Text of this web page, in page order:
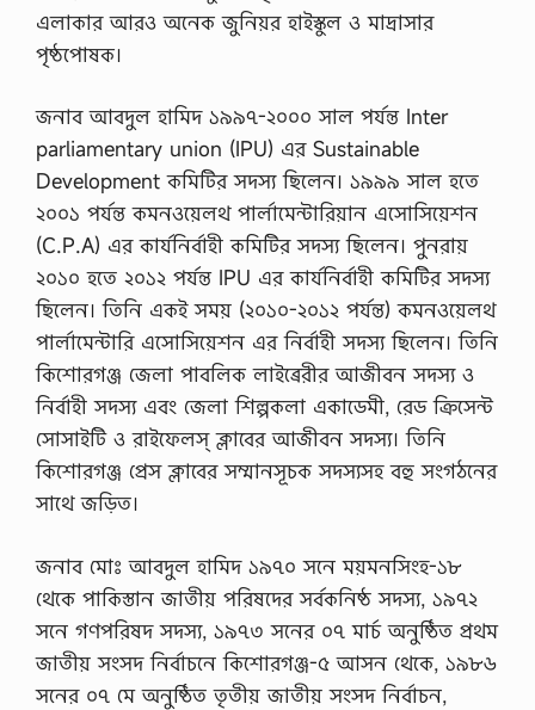
এলাকার আরও অনেক জুনিয়র হাইস্কুল ও মাদ্রাসার
পৃষ্ঠপোষক।
জনাব আবদুল হামিদ ১৯৯৭-২০০০ সাল পর্যন্ত Inter
parliamentary union (IPU) এর Sustainable
Development কমিটির সদস্য ছিলেন। ১৯৯৯ সাল হতে
২০০১ পর্যন্ত কমনওয়েলথ পার্লামেন্টারিয়ান এসোসিয়েশন
(C.P.A) এর কার্যনির্বাহী কমিটির সদস্য ছিলেন। পুনরায়
২০১০ হতে ২০১২ পর্যন্ত IPU এর কার্যনির্বাহী কমিটির সদস্য
ছিলেন। তিনি একই সময় (২০১০-২০১২ পর্যন্ত) কমনওয়েলথ
পার্লামেন্টারি এসোসিয়েশন এর নির্বাহী সদস্য ছিলেন। তিনি
কিশোরগঞ্জ জেলা পাবলিক লাইব্রেরীর আজীবন সদস্য ও
নির্বাহী সদস্য এবং জেলা শিল্পকলা একাডেমী, রেড ক্রিসেন্ট
সোসাইটি ও রাইফেলস্ ক্লাবের আজীবন সদস্য। তিনি
কিশোরগঞ্জ প্রেস ক্লাবের সম্মানসূচক সদস্যসহ বহু সংগঠনের
সাথে জড়িত।
জনাব মোঃ আবদুল হামিদ ১৯৭০ সনে ময়মনসিংহ-১৮
থেকে পাকিস্তান জাতীয় পরিষদের সর্বকনিষ্ঠ সদস্য, ১৯৭২
সনে গণপরিষদ সদস্য, ১৯৭৩ সনের ০৭ মার্চ অনুষ্ঠিত প্রথম
জাতীয় সংসদ নির্বাচনে কিশোরগঞ্জ-৫ আসন থেকে, ১৯৮৬
সনের ০৭ মে অনুষ্ঠিত তৃতীয় জাতীয় সংসদ নির্বাচন,